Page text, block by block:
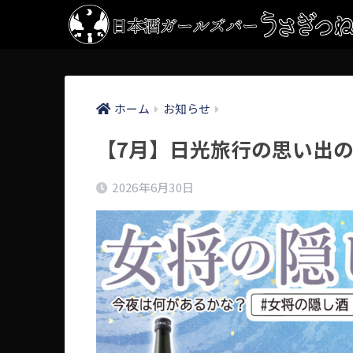
ホーム お知らせ
【7月】日光旅行の思い出
2026年6月30日